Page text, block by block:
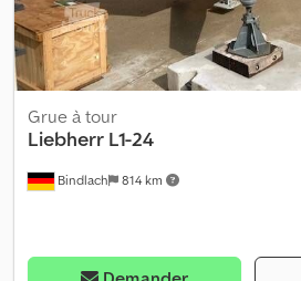
Bindlach 814 km
Grue à tour
Liebherr L1-24